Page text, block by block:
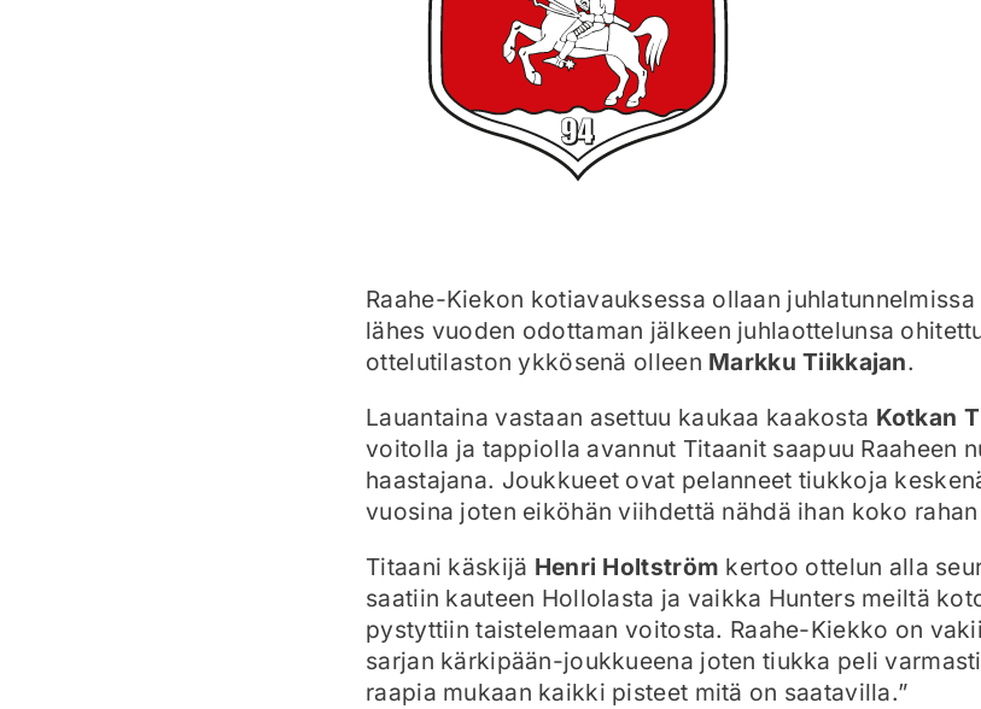
Raahe-Kiekon kotiavauksessa ollaan
lähes vuoden odottaman jälkeen juhlaottelunsa
ottelutilaston ykkösenä olleen Markku Tiikkajan.
Lauantaina vastaan asettuu kaukaa kaakosta Kotkan
voitolla ja tappiolla avannut Titaanit saapuu Raaheen
haastajana. Joukkueet ovat pelanneet tiukkoja
vuosina joten eiköhän viihdettä nähdä ihan koko
Titaani käskijä Henri Holtström kertoo ottelun alla
saatiin kauteen Hollolasta ja vaikka Hunters meiltä
pystyttiin taistelemaan voitosta. Raahe-Kiekko on
sarjan kärkipään-joukkueena joten tiukka peli
raapia mukaan kaikki pisteet mitä on saatavilla.”